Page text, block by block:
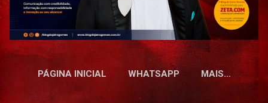
PÁGINA INICIAL WHATSAPP MAIS…